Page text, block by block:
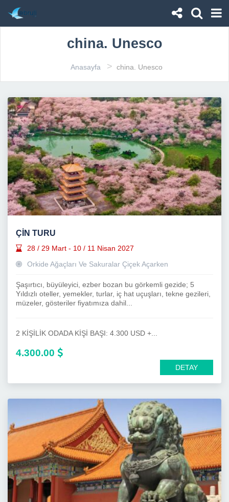
china. Unesco
Anasayfa > china. Unesco
ÇİN TURU
28 / 29 Mart - 10 / 11 Nisan 2027
Orkide Ağaçları Ve Sakuralar Çiçek Açarken
Şaşırtıcı, büyüleyici, ezber bozan bu görkemli gezide; 5
Yıldızlı oteller, yemekler, turlar, iç hat uçuşları, tekne gezileri,
müzeler, gösteriler fiyatımıza dahil...
2 KİŞİLİK ODADA KİŞİ BAŞI: 4.300 USD +...
4.300.00
DETAY